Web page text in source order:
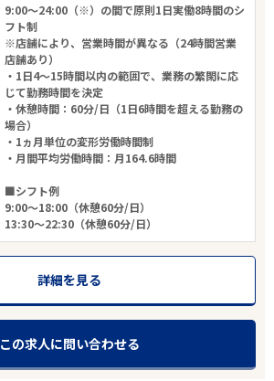
9:00～24:00（※）の間で原則1日実働8時間のシ
フト制
※店舗により、営業時間が異なる（24時間営業
店舗あり）
・1日4～15時間以内の範囲で、業務の繁閑に応
じて勤務時間を決定
・休憩時間：60分/日（1日6時間を超える勤務の
場合）
・1ヵ月単位の変形労働時間制
・月間平均労働時間：月164.6時間
■シフト例
9:00～18:00（休憩60分/日）
13:30～22:30（休憩60分/日）
詳細を見る
この求人に問い合わせる